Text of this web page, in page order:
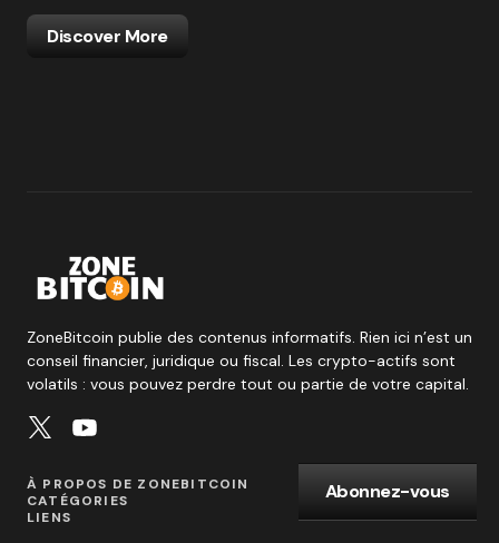
Discover More
ZoneBitcoin publie des contenus informatifs. Rien ici n’est un
conseil financier, juridique ou fiscal. Les crypto-actifs sont
volatils : vous pouvez perdre tout ou partie de votre capital.
À PROPOS DE ZONEBITCOIN
CATÉGORIES
LIENS
Abonnez-vous